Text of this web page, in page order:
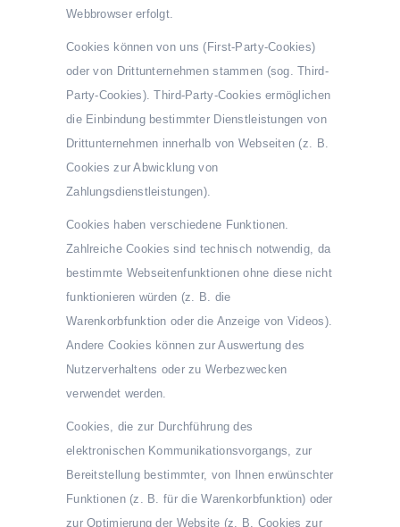
Webbrowser erfolgt.
Cookies können von uns (First-Party-Cookies)
oder von Drittunternehmen stammen (sog. Third-
Party-Cookies). Third-Party-Cookies ermöglichen
die Einbindung bestimmter Dienstleistungen von
Drittunternehmen innerhalb von Webseiten (z. B.
Cookies zur Abwicklung von
Zahlungsdienstleistungen).
Cookies haben verschiedene Funktionen.
Zahlreiche Cookies sind technisch notwendig, da
bestimmte Webseitenfunktionen ohne diese nicht
funktionieren würden (z. B. die
Warenkorbfunktion oder die Anzeige von Videos).
Andere Cookies können zur Auswertung des
Nutzerverhaltens oder zu Werbezwecken
verwendet werden.
Cookies, die zur Durchführung des
elektronischen Kommunikationsvorgangs, zur
Bereitstellung bestimmter, von Ihnen erwünschter
Funktionen (z. B. für die Warenkorbfunktion) oder
zur Optimierung der Website (z. B. Cookies zur